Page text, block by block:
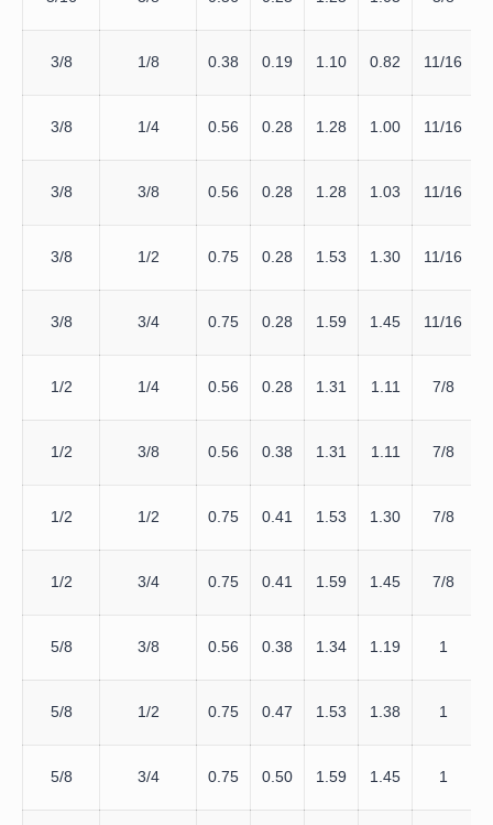
3/8 1/8 0.38 0.19 1.10 0.82 11/16
3/8 1/4 0.56 0.28 1.28 1.00 11/16
3/8 3/8 0.56 0.28 1.28 1.03 11/16
3/8 1/2 0.75 0.28 1.53 1.30 11/16
3/8 3/4 0.75 0.28 1.59 1.45 11/16
1/2 1/4 0.56 0.28 1.31 1.11 7/8
1/2 3/8 0.56 0.38 1.31 1.11 7/8
1/2 1/2 0.75 0.41 1.53 1.30 7/8
1/2 3/4 0.75 0.41 1.59 1.45 7/8
5/8 3/8 0.56 0.38 1.34 1.19 1
5/8 1/2 0.75 0.47 1.53 1.38 1
5/8 3/4 0.75 0.50 1.59 1.45 1